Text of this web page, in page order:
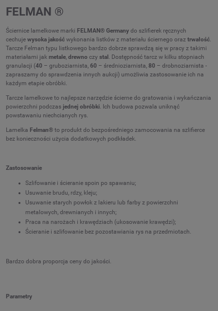
FELMAN ®
Ściernice lamelkowe marki FELMAN® Germany do szlifierek ręcznych
cechuje wysoka jakość wykonania listków z materiału ściernego oraz trwałość.
Tarcze Felman typu listkowego bardzo dobrze sprawdzą się w pracy z takimi
materiałami jak metale, drewno czy stal. Dostępność tarcz w kilku stopniach
granulacji (40 – gruboziarnista, 60 – średnioziarnista, 80 – drobnoziarnista -
zapraszamy do sprawdzenia innych aukcji) umożliwia zastosowanie ich na
każdym etapie obróbki.
Tarcze lamelkowe to najlepsze narzędzie ścierne do gratowania i wykańczania
powierzchni podczas jednej obróbki. Ich budowa pozwala uniknąć
powstawaniu niechcianych rys.
Lamelka Felman® to produkt do bezpośredniego zamocowania na szlifierce
bez konieczności użycia dodatkowych podkładek.
Zastosowanie
Szlifowanie i ścieranie spoin po spawaniu;
Usuwanie brudu, rdzy, kleju;
Usuwanie starych powłok z lakieru lub farby z powierzchni
metalowych, drewnianych i innych;
Praca na narożach i krawędziach (ukosowanie krawędzi);
Ścieranie i szlifowanie bez pozostawiania rys na przedmiotach.
Bardzo dobra proporcja ceny do jakości.
Parametry